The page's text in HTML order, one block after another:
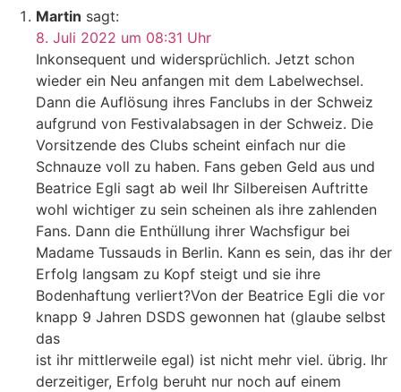
Martin sagt:
8. Juli 2022 um 08:31 Uhr
Inkonsequent und widersprüchlich. Jetzt schon
wieder ein Neu anfangen mit dem Labelwechsel.
Dann die Auflösung ihres Fanclubs in der Schweiz
aufgrund von Festivalabsagen in der Schweiz. Die
Vorsitzende des Clubs scheint einfach nur die
Schnauze voll zu haben. Fans geben Geld aus und
Beatrice Egli sagt ab weil Ihr Silbereisen Auftritte
wohl wichtiger zu sein scheinen als ihre zahlenden
Fans. Dann die Enthüllung ihrer Wachsfigur bei
Madame Tussauds in Berlin. Kann es sein, das ihr der
Erfolg langsam zu Kopf steigt und sie ihre
Bodenhaftung verliert?Von der Beatrice Egli die vor
knapp 9 Jahren DSDS gewonnen hat (glaube selbst
das
ist ihr mittlerweile egal) ist nicht mehr viel. übrig. Ihr
derzeitiger, Erfolg beruht nur noch auf einem